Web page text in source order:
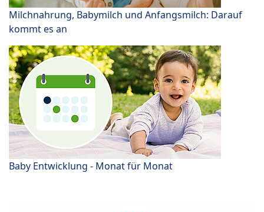
Milchnahrung, Babymilch und Anfangsmilch: Darauf
kommt es an
Baby Entwicklung - Monat für Monat